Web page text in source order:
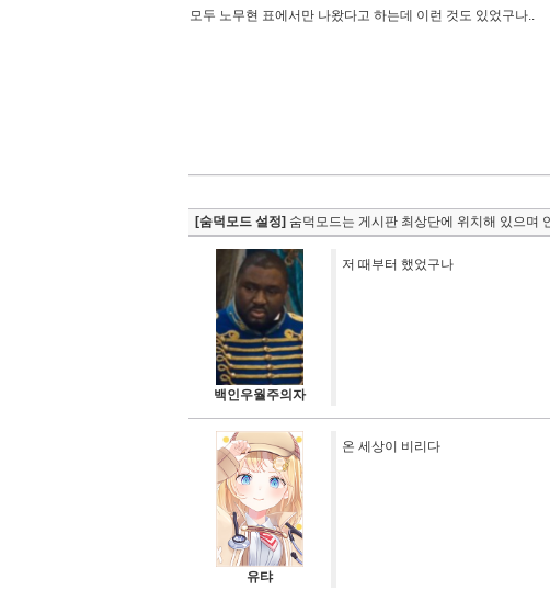
모두 노무현 표에서만 나왔다고 하는데 이런 것도 있었구나..
[숨덕모드 설정] 숨덕모드는 게시판 최상단에 위치해 있으며
백인우월주의자
저 때부터 했었구나
유탸
온 세상이 비리다